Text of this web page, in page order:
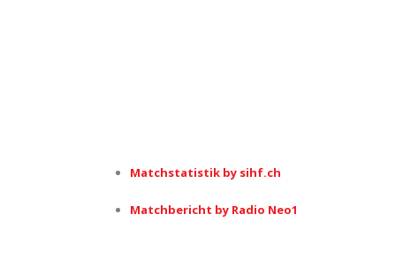
Matchstatistik by sihf.ch
Matchbericht by Radio Neo1